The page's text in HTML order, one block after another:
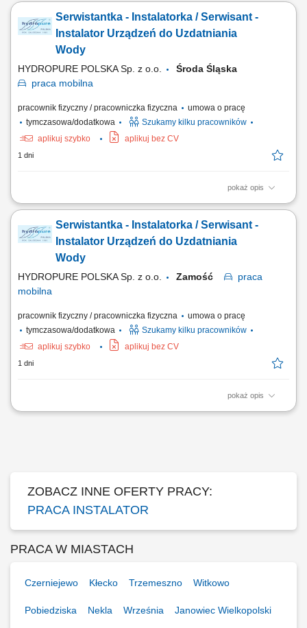
gwarancyjnych.Serwistantka - Instalatorka / Serwisant -
Instalator Urządzeń do Uzdatniania
Wody
HYDROPURE POLSKA Sp. z o.o.
Środa Śląska
praca mobilna
pracownik fizyczny / pracowniczka fizyczna
umowa o pracę
tymczasowa/dodatkowa
Szukamy kilku pracowników
aplikuj szybko
aplikuj bez CV
1 dni
pokaż opis
Zakres obowiązków: montaż urządzeń do uzdatniania i oczyszczania
gwarancyjnych.Serwistantka - Instalatorka / Serwisant -
Instalator Urządzeń do Uzdatniania
Wody
HYDROPURE POLSKA Sp. z o.o. Zamość
praca
mobilna
pracownik fizyczny / pracowniczka fizyczna
umowa o pracę
tymczasowa/dodatkowa
Szukamy kilku pracowników
aplikuj szybko
aplikuj bez CV
1 dni
pokaż opis
Zakres obowiązków: montaż urządzeń do uzdatniania i oczyszczania
ZOBACZ INNE OFERTY PRACY:
PRACA INSTALATOR
PRACA W MIASTACH
Czerniejewo Kłecko Trzemeszno Witkowo
Pobiedziska Nekla Września Janowiec Wielkopolski